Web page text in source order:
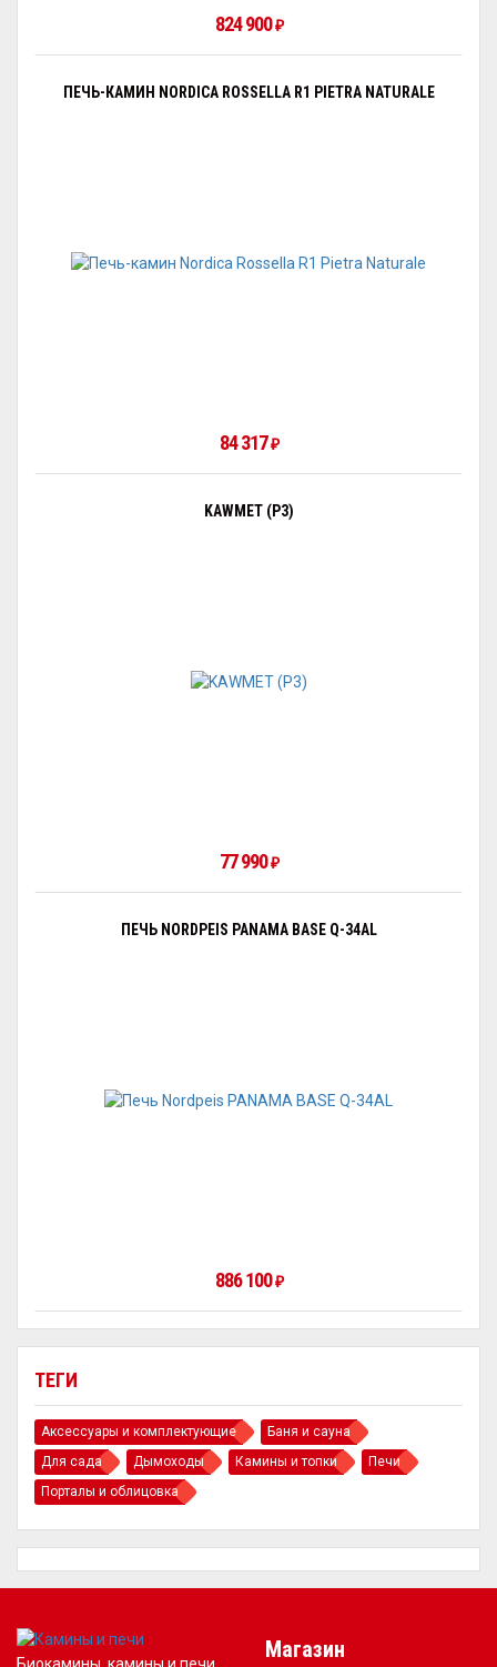
ТЕГИ
Аксессуары и комплектующие
Баня и сауна
Для сада
Дымоходы Камины и топки
Печи
Порталы и облицовка
824 900 ₽
ПЕЧЬ-КАМИН NORDICA ROSSELLA R1 PIETRA NATURALE
84 317 ₽
KAWMET (P3)
77 990 ₽
ПЕЧЬ NORDPEIS PANAMA BASE Q-34AL
886 100 ₽
Магазин